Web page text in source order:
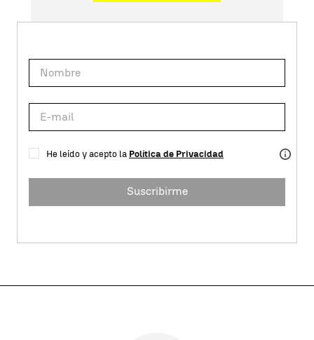
He leído y acepto la Política de Privacidad
Suscribirme